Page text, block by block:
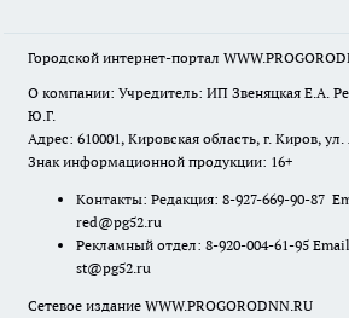
Городской интернет-портал
О компании: Учредитель: ИП Звеняцкая Е.А.
Ю.Г.
Адрес: 610001, Кировская область, г. Киров,
Знак информационной продукции: 16+
Контакты: Редакция: 8-927-669-90-87
red@pg52.ru
Рекламный отдел: 8-920-004-61-95
st@pg52.ru
Сетевое издание WWW.PROGORODNN.RU